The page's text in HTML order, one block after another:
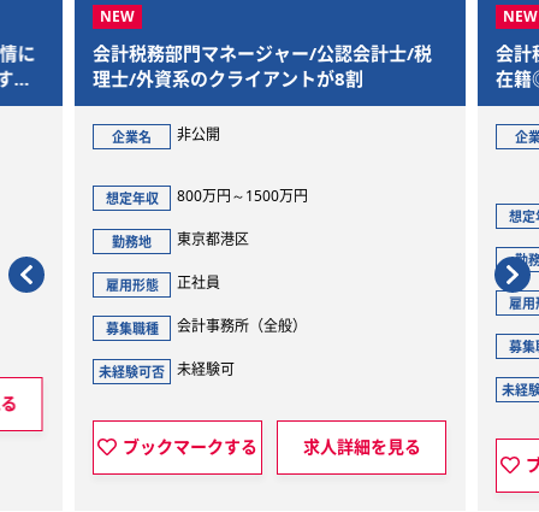
に
さ
会計税務部門マネージャー/公認会計士/税
理士/外資系のクライアントが8割
企業名 非公開
想定年収 800万円～1500万円
勤務地 東京都港区
雇用形態 正社員
募集職種 会計事務所（全般）
未経験可否 未経験可
ブックマークする 求人詳細を見る
会計
在籍
企
想定
勤
雇用
募集
未経